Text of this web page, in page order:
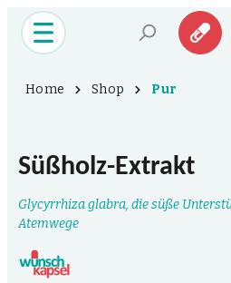
Home Shop Pur
Süßholz-Extrakt
Glycyrrhiza glabra, die süße
Atemwege